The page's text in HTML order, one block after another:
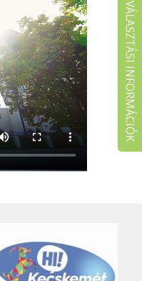
VÁLASZTÁSI INFORMÁCIÓK